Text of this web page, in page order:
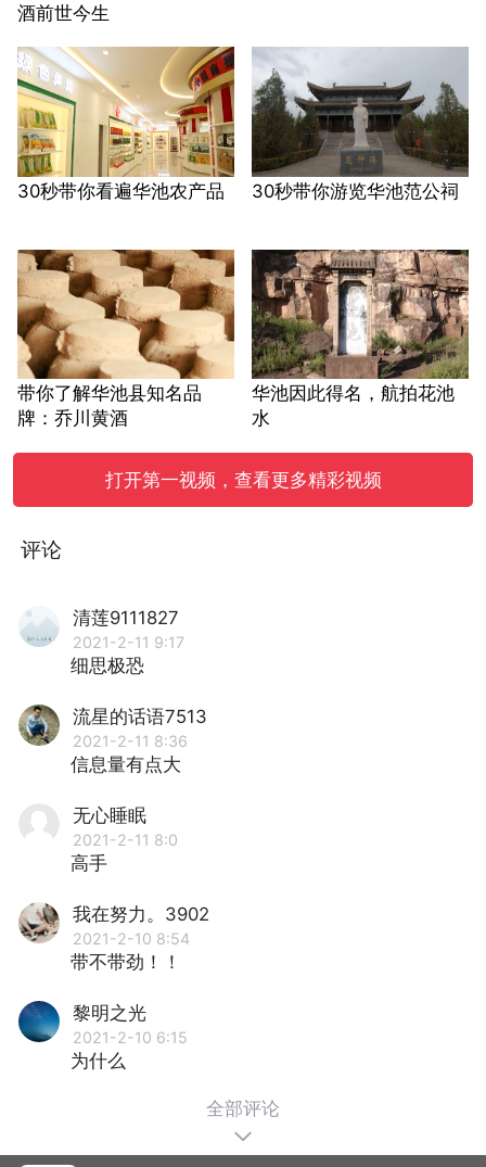
酒前世今生
30秒带你看遍华池农产品 30秒带你游览华池范公祠
带你了解华池县知名品
牌：乔川黄酒
华池因此得名，航拍花池
水
打开第一视频，查看更多精彩视频
评论
清莲9111827
2021-2-11 9:17
细思极恐
流星的话语7513
2021-2-11 8:36
信息量有点大
无心睡眠
2021-2-11 8:0
高手
我在努力。3902
2021-2-10 8:54
带不带劲！！
黎明之光
2021-2-10 6:15
为什么
全部评论